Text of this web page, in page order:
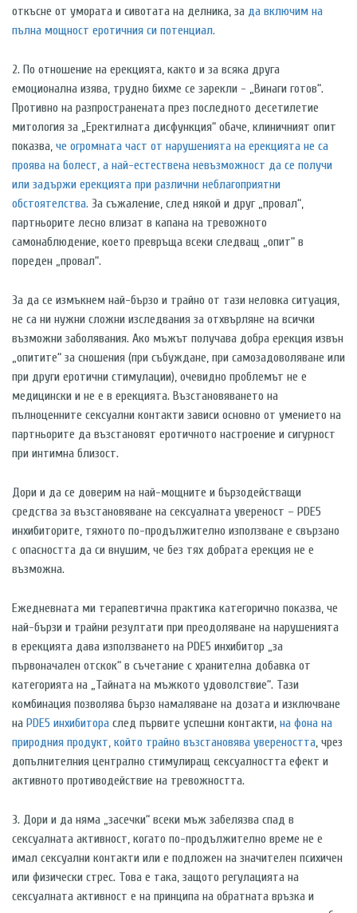
откъсне от умората и сивотата на делника, за да включим на
пълна мощност еротичния си потенциал.
2. По отношение на ерекцията, както и за всяка друга
емоционална изява, трудно бихме се зарекли - „Винаги готов“.
Противно на разпространената през последното десетилетие
митология за „Еректилната дисфункция“ обаче, клиничният опит
показва, че огромната част от нарушенията на ерекцията не са
проява на болест, а най-естествена невъзможност да се получи
или задържи ерекцията при различни неблагоприятни
обстоятелства. За съжаление, след някой и друг „провал“,
партньорите лесно влизат в капана на тревожното
самонаблюдение, което превръща всеки следващ „опит“ в
пореден „провал“.
За да се измъкнем най-бързо и трайно от тази неловка ситуация,
не са ни нужни сложни изследвания за отхвърляне на всички
възможни заболявания. Ако мъжът получава добра ерекция извън
„опитите“ за сношения (при събуждане, при самозадоволяване или
при други еротични стимулации), очевидно проблемът не е
медицински и не е в ерекцията. Възстановяването на
пълноценните сексуални контакти зависи основно от умението на
партньорите да възстановят еротичното настроение и сигурност
при интимна близост.
Дори и да се доверим на най-мощните и бързодействащи
средства за възстановяване на сексуалната увереност – PDE5
инхибиторите, тяхното по-продължително използване е свързано
с опасността да си внушим, че без тях добрата ерекция не е
възможна.
Ежедневната ми терапевтична практика категорично показва, че
най-бързи и трайни резултати при преодоляване на нарушенията
в ерекцията дава използването на PDE5 инхибитор „за
първоначален отскок“ в съчетание с хранителна добавка от
категорията на „Тайната на мъжкото удоволствие“. Тази
комбинация позволява бързо намаляване на дозата и изключване
на PDE5 инхибитора след първите успешни контакти, на фона на
природния продукт, който трайно възстановява увереността, чрез
допълнителния централно стимулиращ сексуалността ефект и
активното противодействие на тревожността.
3. Дори и да няма „засечки“ всеки мъж забелязва спад в
сексуалната активност, когато по-продължително време не е
имал сексуални контакти или е подложен на значителен психичен
или физически стрес. Това е така, защото регулацията на
сексуалната активност е на принципа на обратната връзка и